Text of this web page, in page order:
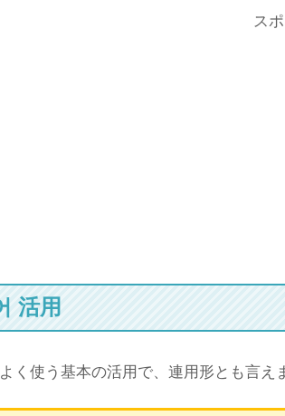
ス
活用
く使う基本の活用で、連用形とも言え